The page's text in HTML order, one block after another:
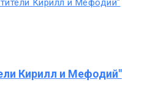
Кирилл и Мефодий"